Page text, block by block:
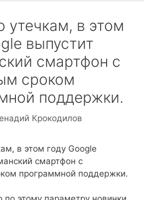
утечкам, в этом
выпустит
смартфон с
сроком
поддержки.
Крокодилов
в этом году Google
смартфон с
программной поддержки.